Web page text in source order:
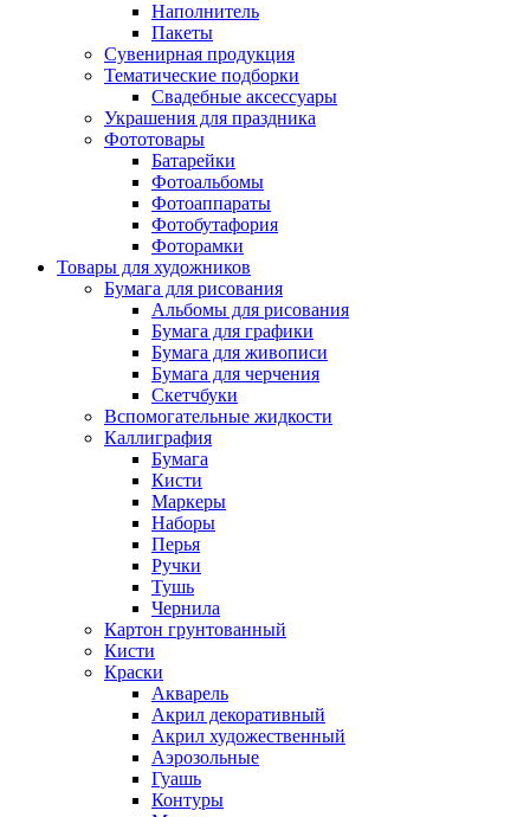
Наполнитель
Пакеты
Сувенирная продукция
Тематические подборки
Свадебные аксессуары
Украшения для праздника
Фототовары
Батарейки
Фотоальбомы
Фотоаппараты
Фотобутафория
Фоторамки
Товары для художников
Бумага для рисования
Альбомы для рисования
Бумага для графики
Бумага для живописи
Бумага для черчения
Скетчбуки
Вспомогательные жидкости
Каллиграфия
Бумага
Кисти
Маркеры
Наборы
Перья
Ручки
Тушь
Чернила
Картон грунтованный
Кисти
Краски
Акварель
Акрил декоративный
Акрил художественный
Аэрозольные
Гуашь
Контуры